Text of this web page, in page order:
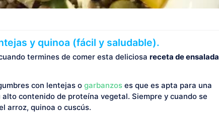
y quinoa (fácil y saludable).
termines de comer esta deliciosareceta de ensalada
con lentejas ogarbanzos es que es apta para una
contenido de proteína vegetal. Siempre y cuando se
arroz, quinoa o cuscús.